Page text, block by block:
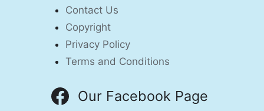
Contact Us
Copyright
Privacy Policy
Terms and Conditions
Our Facebook Page